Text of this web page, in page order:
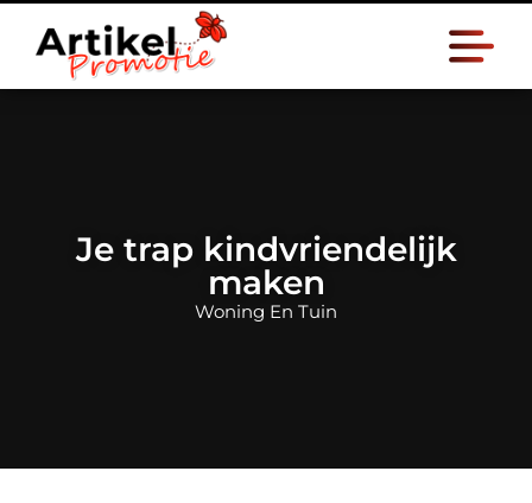
Je trap kindvriendelijk
maken
Woning En Tuin